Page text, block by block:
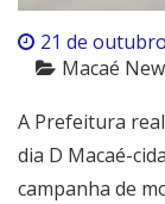
21 de
Macaé
A Prefeitura
dia D Macaé-
campanha de